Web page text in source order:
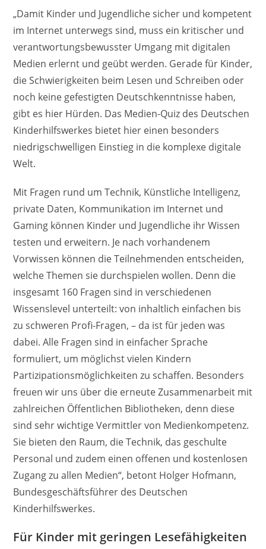
„Damit Kinder und Jugendliche sicher und kompetent
im Internet unterwegs sind, muss ein kritischer und
verantwortungsbewusster Umgang mit digitalen
Medien erlernt und geübt werden. Gerade für Kinder,
die Schwierigkeiten beim Lesen und Schreiben oder
noch keine gefestigten Deutschkenntnisse haben,
gibt es hier Hürden. Das Medien-Quiz des Deutschen
Kinderhilfswerkes bietet hier einen besonders
niedrigschwelligen Einstieg in die komplexe digitale
Welt.
Mit Fragen rund um Technik, Künstliche Intelligenz,
private Daten, Kommunikation im Internet und
Gaming können Kinder und Jugendliche ihr Wissen
testen und erweitern. Je nach vorhandenem
Vorwissen können die Teilnehmenden entscheiden,
welche Themen sie durchspielen wollen. Denn die
insgesamt 160 Fragen sind in verschiedenen
Wissenslevel unterteilt: von inhaltlich einfachen bis
zu schweren Profi-Fragen, – da ist für jeden was
dabei. Alle Fragen sind in einfacher Sprache
formuliert, um möglichst vielen Kindern
Partizipationsmöglichkeiten zu schaffen. Besonders
freuen wir uns über die erneute Zusammenarbeit mit
zahlreichen Öffentlichen Bibliotheken, denn diese
sind sehr wichtige Vermittler von Medienkompetenz.
Sie bieten den Raum, die Technik, das geschulte
Personal und zudem einen offenen und kostenlosen
Zugang zu allen Medien“, betont Holger Hofmann,
Bundesgeschäftsführer des Deutschen
Kinderhilfswerkes.
Für Kinder mit geringen Lesefähigkeiten